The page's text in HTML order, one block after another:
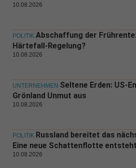
10.08.2026
POLITIK Abschaffung der
Härtefall-Regelung?
10.08.2026
UNTERNEHMEN Seltene Erden: US-
Grönland Unmut aus
10.08.2026
POLITIK Russland bereitet das
Eine neue Schattenflotte entsteht
10.08.2026